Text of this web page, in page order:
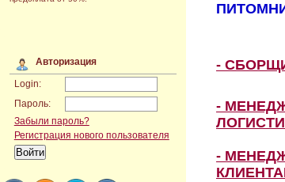
Авторизация
Login:
Пароль:
Забыли пароль?
Регистрация нового пользователя
-
-
-